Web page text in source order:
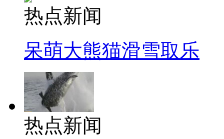
热点新闻
呆萌大熊猫滑雪取乐
热点新闻